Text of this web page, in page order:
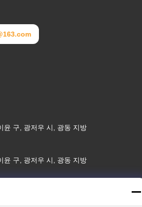
윤 구, 광저우 시, 광동 지방
윤 구, 광저우 시, 광동 지방